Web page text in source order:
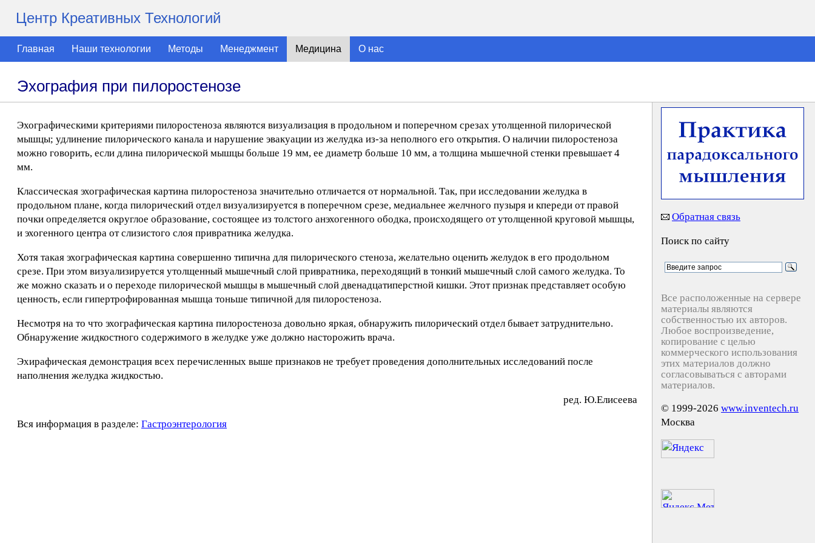
Центр Креативных Технологий
Главная Наши технологии Методы Менеджмент Медицина О нас
Эхография при пилоростенозе
Эхографическими критериями пилоростеноза являются визуализация в продольном и поперечном срезах утолщенной пилорической
мышцы; удлинение пилорического канала и нарушение эвакуации из желудка из-за неполного его открытия. О наличии пилоростеноза
можно говорить, если длина пилорической мышцы больше 19 мм, ее диаметр больше 10 мм, а толщина мышечной стенки превышает 4
мм.
Классическая эхографическая картина пилоростеноза значительно отличается от нормальной. Так, при исследовании желудка в
продольном плане, когда пилорический отдел визуализируется в поперечном срезе, медиальнее желчного пузыря и кпереди от правой
почки определяется округлое образование, состоящее из толстого анэхогенного ободка, происходящего от утолщенной круговой мышцы,
и эхогенного центра от слизистого слоя привратника желудка.
Хотя такая эхографическая картина совершенно типична для пилорического стеноза, желательно оценить желудок в его продольном
срезе. При этом визуализируется утолщенный мышечный слой привратника, переходящий в тонкий мышечный слой самого желудка. То
же можно сказать и о переходе пилорической мышцы в мышечный слой двенадцатиперстной кишки. Этот признак представляет особую
ценность, если гипертрофированная мышца тоньше типичной для пилоростеноза.
Несмотря на то что эхографическая картина пилоростеноза довольно яркая, обнаружить пилорический отдел бывает затруднительно.
Обнаружение жидкостного содержимого в желудке уже должно насторожить врача.
Эхирафическая демонстрация всех перечисленных выше признаков не требует проведения дополнительных исследований после
наполнения желудка жидкостью.
peд. Ю.Eлиceeвa
Вся информация в разделе: Гастроэнтерология
Обратная связь
Поиск по сайту
Все расположенные на сервере
материалы являются
собственностью их авторов.
Любое воспроизведение,
копирование с целью
коммерческого использования
этих материалов должно
согласовываться с авторами
материалов.
© 1999-2026 www.inventech.ru
Москва